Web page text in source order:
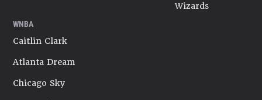
Wizards
WNBA
Caitlin Clark
Atlanta Dream
Chicago Sky